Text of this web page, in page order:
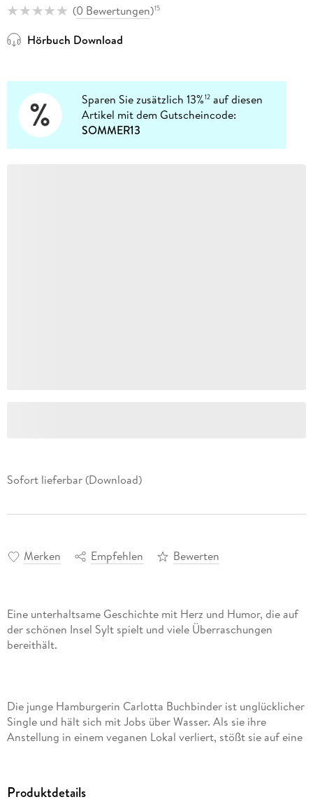
(0 Bewertungen)15
Hörbuch Download
Sparen Sie zusätzlich 13%12 auf diesen
Artikel mit dem Gutscheincode:
SOMMER13
Sofort lieferbar (Download)
Merken Empfehlen Bewerten
Eine unterhaltsame Geschichte mit Herz und Humor, die auf
der schönen Insel Sylt spielt und viele Überraschungen
Die junge Hamburgerin Carlotta Buchbinder ist unglücklicher
Single und hält sich mit Jobs über Wasser. Als sie ihre
Anstellung in einem veganen Lokal verliert, stößt sie auf eine
Kurzentschlossen fährt Carlotta nach Sylt und bekommt
Produktdetails